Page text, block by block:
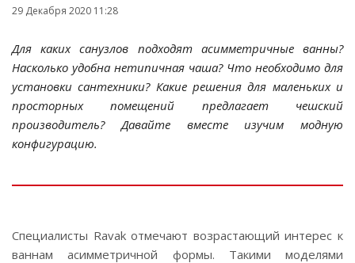
29 Декабря 2020 11:28
Для каких санузлов подходят асимметричные ванны?
Насколько удобна нетипичная чаша? Что необходимо для
установки сантехники? Какие решения для маленьких и
просторных помещений предлагает чешский
производитель? Давайте вместе изучим модную
конфигурацию.
Специалисты Ravak отмечают возрастающий интерес к
ваннам асимметричной формы. Такими моделями